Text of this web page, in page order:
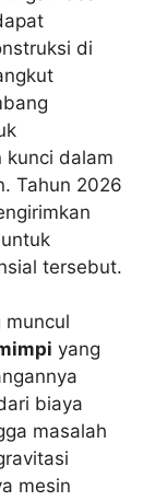
di
kunci dalam
Tahun 2026
tersebut.
muncul
yang
biaya
masalah
mesin